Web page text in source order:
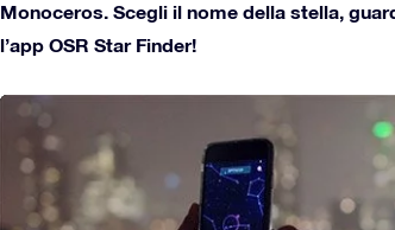
Monoceros. Scegli il nome della stella,
l’app OSR Star Finder!